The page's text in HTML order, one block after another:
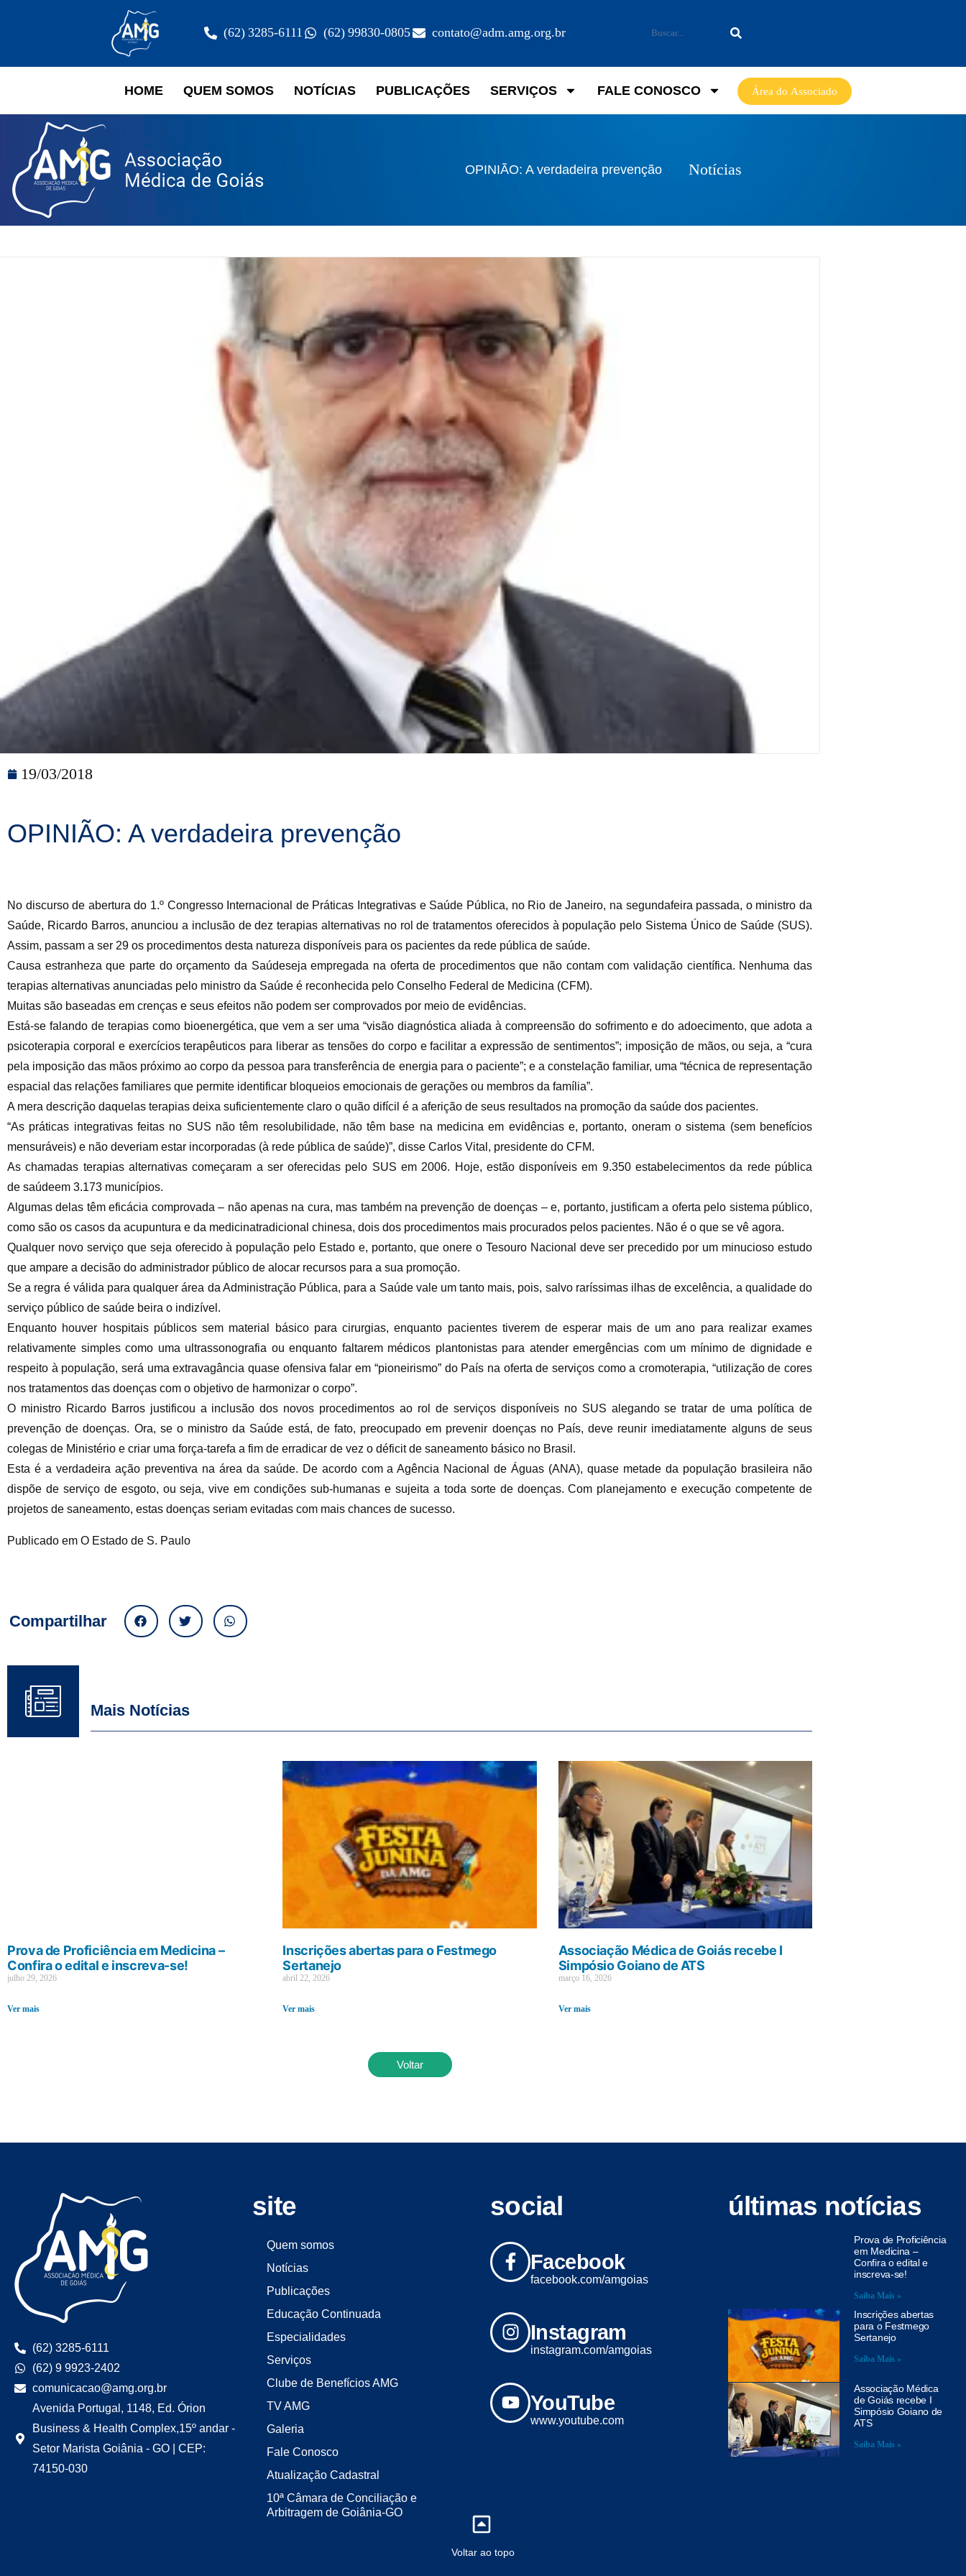
(62) 3285-6111 (62) 99830-0805 contato@adm.amg.org.br
HOME QUEM SOMOS NOTÍCIAS PUBLICAÇÕES SERVIÇOS FALE CONOSCO Área do Associado
OPINIÃO: A verdadeira prevenção Notícias
19/03/2018
OPINIÃO: A verdadeira prevenção
No discurso de abertura do 1.º Congresso Internacional de Práticas Integrativas e Saúde Pública, no Rio de Janeiro, na segundafeira passada, o ministro da
Saúde, Ricardo Barros, anunciou a inclusão de dez terapias alternativas no rol de tratamentos oferecidos à população pelo Sistema Único de Saúde (SUS).
Assim, passam a ser 29 os procedimentos desta natureza disponíveis para os pacientes da rede pública de saúde.
Causa estranheza que parte do orçamento da Saúdeseja empregada na oferta de procedimentos que não contam com validação científica. Nenhuma das
terapias alternativas anunciadas pelo ministro da Saúde é reconhecida pelo Conselho Federal de Medicina (CFM).
Muitas são baseadas em crenças e seus efeitos não podem ser comprovados por meio de evidências.
Está-se falando de terapias como bioenergética, que vem a ser uma “visão diagnóstica aliada à compreensão do sofrimento e do adoecimento, que adota a
psicoterapia corporal e exercícios terapêuticos para liberar as tensões do corpo e facilitar a expressão de sentimentos”; imposição de mãos, ou seja, a “cura
pela imposição das mãos próximo ao corpo da pessoa para transferência de energia para o paciente”; e a constelação familiar, uma “técnica de representação
espacial das relações familiares que permite identificar bloqueios emocionais de gerações ou membros da família”.
A mera descrição daquelas terapias deixa suficientemente claro o quão difícil é a aferição de seus resultados na promoção da saúde dos pacientes.
“As práticas integrativas feitas no SUS não têm resolubilidade, não têm base na medicina em evidências e, portanto, oneram o sistema (sem benefícios
mensuráveis) e não deveriam estar incorporadas (à rede pública de saúde)”, disse Carlos Vital, presidente do CFM.
As chamadas terapias alternativas começaram a ser oferecidas pelo SUS em 2006. Hoje, estão disponíveis em 9.350 estabelecimentos da rede pública
de saúdeem 3.173 municípios.
Algumas delas têm eficácia comprovada – não apenas na cura, mas também na prevenção de doenças – e, portanto, justificam a oferta pelo sistema público,
como são os casos da acupuntura e da medicinatradicional chinesa, dois dos procedimentos mais procurados pelos pacientes. Não é o que se vê agora.
Qualquer novo serviço que seja oferecido à população pelo Estado e, portanto, que onere o Tesouro Nacional deve ser precedido por um minucioso estudo
que ampare a decisão do administrador público de alocar recursos para a sua promoção.
Se a regra é válida para qualquer área da Administração Pública, para a Saúde vale um tanto mais, pois, salvo raríssimas ilhas de excelência, a qualidade do
serviço público de saúde beira o indizível.
Enquanto houver hospitais públicos sem material básico para cirurgias, enquanto pacientes tiverem de esperar mais de um ano para realizar exames
relativamente simples como uma ultrassonografia ou enquanto faltarem médicos plantonistas para atender emergências com um mínimo de dignidade e
respeito à população, será uma extravagância quase ofensiva falar em “pioneirismo” do País na oferta de serviços como a cromoterapia, “utilização de cores
nos tratamentos das doenças com o objetivo de harmonizar o corpo”.
O ministro Ricardo Barros justificou a inclusão dos novos procedimentos ao rol de serviços disponíveis no SUS alegando se tratar de uma política de
prevenção de doenças. Ora, se o ministro da Saúde está, de fato, preocupado em prevenir doenças no País, deve reunir imediatamente alguns de seus
colegas de Ministério e criar uma força-tarefa a fim de erradicar de vez o déficit de saneamento básico no Brasil.
Esta é a verdadeira ação preventiva na área da saúde. De acordo com a Agência Nacional de Águas (ANA), quase metade da população brasileira não
dispõe de serviço de esgoto, ou seja, vive em condições sub-humanas e sujeita a toda sorte de doenças. Com planejamento e execução competente de
projetos de saneamento, estas doenças seriam evitadas com mais chances de sucesso.
Publicado em O Estado de S. Paulo
Compartilhar
Mais Notícias
Prova de Proficiência em Medicina –
Confira o edital e inscreva-se!
julho 29, 2026
Ver mais
Inscrições abertas para o Festmego
Sertanejo
abril 22, 2026
Ver mais
Associação Médica de Goiás recebe I
Simpósio Goiano de ATS
março 16, 2026
Ver mais
Voltar
(62) 3285-6111
(62) 9 9923-2402
comunicacao@amg.org.br
Avenida Portugal, 1148, Ed. Órion
Business & Health Complex,15º andar -
Setor Marista Goiânia - GO | CEP:
74150-030
site
Quem somos
Notícias
Publicações
Educação Continuada
Especialidades
Serviços
Clube de Benefícios AMG
TV AMG
Galeria
Fale Conosco
Atualização Cadastral
10ª Câmara de Conciliação e
Arbitragem de Goiânia-GO
social
Facebook
facebook.com/amgoias
Instagram
instagram.com/amgoias
YouTube
www.youtube.com
últimas notícias
Prova de Proficiência
em Medicina –
Confira o edital e
inscreva-se!
Saiba Mais »
Inscrições abertas
para o Festmego
Sertanejo
Saiba Mais »
Associação Médica
de Goiás recebe I
Simpósio Goiano de
ATS
Saiba Mais »
Voltar ao topo